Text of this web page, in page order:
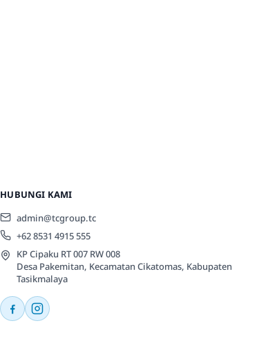
HUBUNGI KAMI
admin@tcgroup.tc
+62 8531 4915 555
KP Cipaku RT 007 RW 008
Desa Pakemitan, Kecamatan Cikatomas, Kabupaten
Tasikmalaya